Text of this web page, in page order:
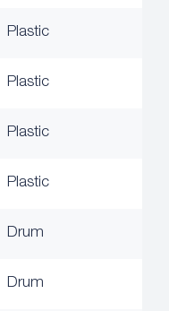
Plastic
Plastic
Plastic
Plastic
Drum
Drum